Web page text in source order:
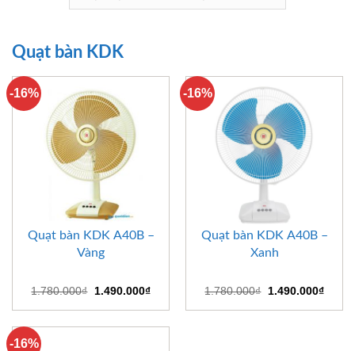
Quạt bàn KDK
-16%
Quạt bàn KDK A40B –
Vàng
1.780.000₫
Giá
là:
1.490.000₫Giá
tại
-16%
Quạt bàn KDK A40B –
Xanh
1.780.000₫
Giá
là:
1.490.000₫Giá
tại
-16%